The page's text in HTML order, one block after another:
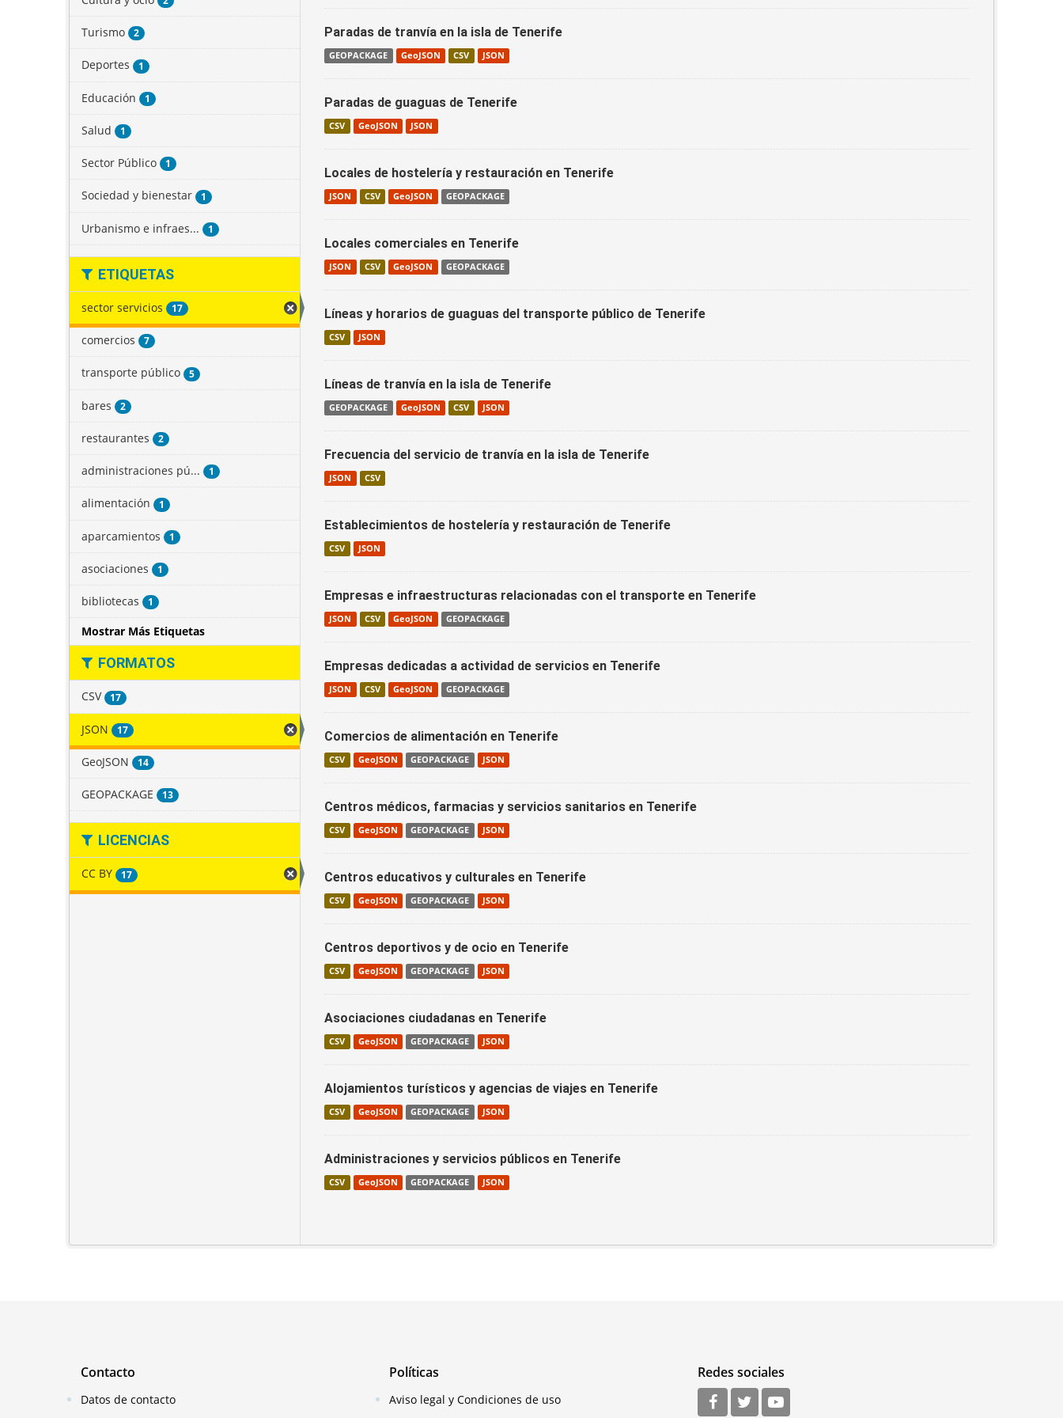
Turismo 2
Deportes 1
Educación 1
Salud 1
Sector Público 1
Sociedad y bienestar 1
Urbanismo e infraes... 1
ETIQUETAS
sector servicios 17
comercios 7
transporte público 5
bares 2
restaurantes 2
administraciones pú... 1
alimentación 1
aparcamientos 1
asociaciones 1
bibliotecas 1
Mostrar Más Etiquetas
FORMATOS
CSV 17
JSON 17
GeoJSON 14
GEOPACKAGE 13
LICENCIAS
CC BY 17
Paradas de tranvía en la isla de Tenerife
GEOPACKAGE GeoJSON CSV JSON
Paradas de guaguas de Tenerife
CSV GeoJSON JSON
Locales de hostelería y restauración en Tenerife
JSON CSV GeoJSON GEOPACKAGE
Locales comerciales en Tenerife
JSON CSV GeoJSON GEOPACKAGE
Líneas y horarios de guaguas del transporte público de Tenerife
CSV JSON
Líneas de tranvía en la isla de Tenerife
GEOPACKAGE GeoJSON CSV JSON
Frecuencia del servicio de tranvía en la isla de Tenerife
JSON CSV
Establecimientos de hostelería y restauración de Tenerife
CSV JSON
Empresas e infraestructuras relacionadas con el transporte en Tenerife
JSON CSV GeoJSON GEOPACKAGE
Empresas dedicadas a actividad de servicios en Tenerife
JSON CSV GeoJSON GEOPACKAGE
Comercios de alimentación en Tenerife
CSV GeoJSON GEOPACKAGE JSON
Centros médicos, farmacias y servicios sanitarios en Tenerife
CSV GeoJSON GEOPACKAGE JSON
Centros educativos y culturales en Tenerife
CSV GeoJSON GEOPACKAGE JSON
Centros deportivos y de ocio en Tenerife
CSV GeoJSON GEOPACKAGE JSON
Asociaciones ciudadanas en Tenerife
CSV GeoJSON GEOPACKAGE JSON
Alojamientos turísticos y agencias de viajes en Tenerife
CSV GeoJSON GEOPACKAGE JSON
Administraciones y servicios públicos en Tenerife
CSV GeoJSON GEOPACKAGE JSON
Contacto
Datos de contacto
Políticas
Aviso legal y Condiciones de uso
Redes sociales